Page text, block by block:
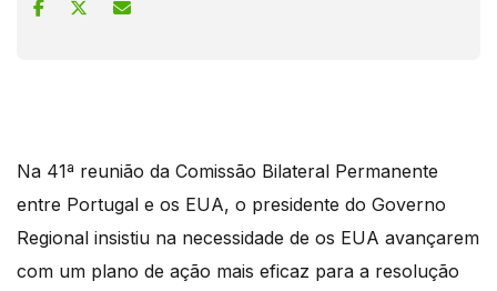
Na 41ª reunião da Comissão Bilateral Permanente
entre Portugal e os EUA, o presidente do Governo
Regional insistiu na necessidade de os EUA avançarem
com um plano de ação mais eficaz para a resolução